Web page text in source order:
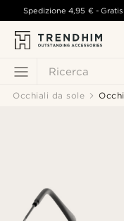
Ricerca
Spedizione4,95 €- Gratis
Occhiali da sole